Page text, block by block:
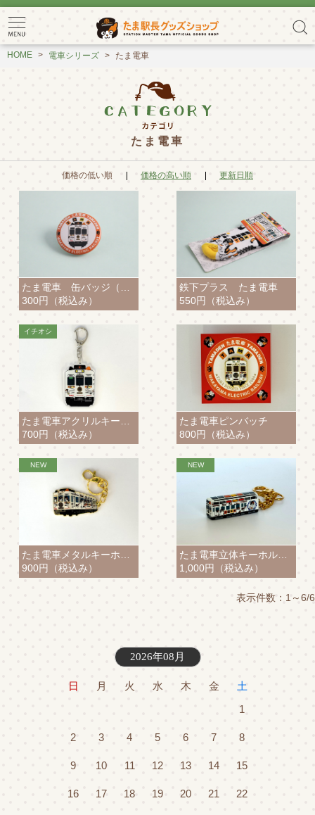
HOME 電車シリーズ たま電車
たま電車
価格の低い順 価格の高い順 更新日順
300円
（税込み）
鉄下プラス たま電車
550円
（税込み）
700円
（税込み）
たま電車ピンバッチ
800円
（税込み）
900円
（税込み）
1,000円
（税込み）
表示件数：1～6/6
2026年08月
日 月 火 水 木 金
土
1
2 3 4 5 6 7 8
9 10 11 12 13 14 15
16 17 18 19 20 21 22